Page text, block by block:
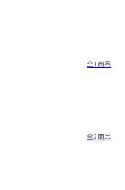
全1商品
全2商品